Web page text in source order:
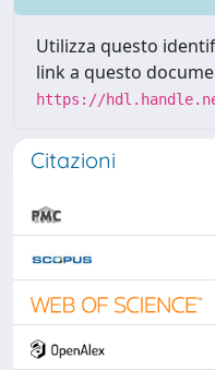
Utilizza questo
link a questo
https://
Citazioni